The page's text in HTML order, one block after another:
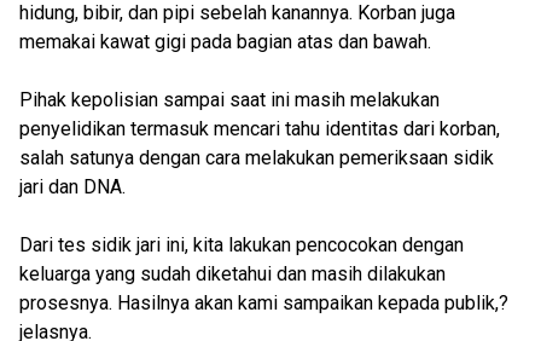
hidung, bibir, dan pipi sebelah kanannya. Korban juga
memakai kawat gigi pada bagian atas dan bawah.
Pihak kepolisian sampai saat ini masih melakukan
penyelidikan termasuk mencari tahu identitas dari korban,
salah satunya dengan cara melakukan pemeriksaan sidik
jari dan DNA.
Dari tes sidik jari ini, kita lakukan pencocokan dengan
keluarga yang sudah diketahui dan masih dilakukan
prosesnya. Hasilnya akan kami sampaikan kepada publik,?
jelasnya.